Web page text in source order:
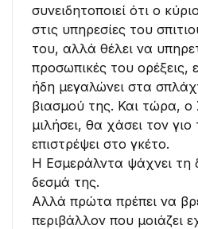
συνειδητοποιεί ότι ο
στις υπηρεσίες του
του, αλλά θέλει να
προσωπικές του ορέξεις,
ήδη μεγαλώνει στα
βιασμού της. Και τώρα, ο
μιλήσει, θα χάσει τον
επιστρέψει στο γκέτο.
Η Εσμεράλντα ψάχνει τη
δεσμά της.
Αλλά πρώτα πρέπει να
περιβάλλον που μοιάζει